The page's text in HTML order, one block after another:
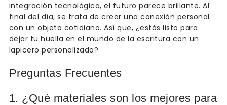
integración tecnológica, el futuro parece brillante. Al
final del día, se trata de crear una conexión personal
con un objeto cotidiano. Así que, ¿estás listo para
dejar tu huella en el mundo de la escritura con un
lapicero personalizado?
Preguntas Frecuentes
1. ¿Qué materiales son los mejores para